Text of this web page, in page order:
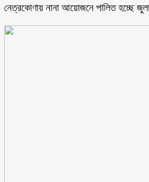
নেত্রকোণায় নানা আয়োজনে পালিত হচ্ছে